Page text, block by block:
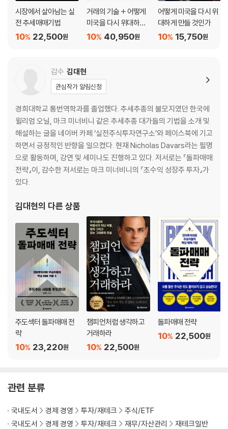
쳐주는 종목을 찾아라 / 추세를 확인하라 / 연 실적 / 박스권 돌파 연도를
찾아라 / 실적 개선 종목을 포착하는 법 / 증가율 감소는 위험 신호다
영업외 수익 또는 일회성 수익 / 조정된 수치에 주의하라 / 일회성 비용 /
감가상각과 매출 이전 / 비용 삭감을 통한 수익 실현에 주의하라 / 마진 측
출을 비교하라 / 매출채권 분석 / 차등 공시 / 모든 실린더 가동: 코드 33
[9장] 주도주를 따르라
보조 맞추기 / 소외장, 기다리는 조정은 오지 않는다 / 최고의 종목은 먼저
저점을 찍는다 / 기회의 창 / 기조적 성장 주기 / 시장 주도주의 전형적 사
례 / 기술적 주제를 찾아라 / 어느 주도주를 먼저 매수해야 할까? / 양날의
을 피하는 법을 배워라 / 언론을 걸러라
[10장] 그림 한 장이 백 마디 설명보다 낫다
차트가 초고수익을 달성하는 데 도움을 줄까? / 차트를 도구로 활용하라 /
차트는 원인이 아닌 결과다? / 기차가 정시에 오는가? / 먼저 해야 할 일 /
보합 구간을 찾아라 / 변동성 축소 패턴 / 축소 횟수 계산 / 기술적 발자국 /
변동성 축소는 무엇을 말해주는가? / 매물대 감지하기 / 왜 신고가 부근에
서 매수해야 할까? / 깊은 조정 패턴은 붕괴에 취약하다 / 시간 압축 / 흔들
기 / 수요의 증거를 확인하라 / 보합 이전의 급등 / 피봇 지점 / 피봇 지점에
서의 거래량 / 일중 거래량을 통한 추정 / 피봇 지점을 넘을 때까지 항상 기
다려라 / 스쿼트와 반전 회복 / 돌파 실패 여부는 어떻게 알까? / 오전장 반
정 / 파워 플레이 / 탄탄한 펀더멘털 대 준비된 가격
[11장] 아는 종목만 매수하지 마라
시장에서 살아남는 실
전 추세매매기법
22,500원
10%
거래의 기술 + 어떻게
미국을 다시 위대하게
만들 것인가 세트
40,950원
10%
어떻게 미국을 다시 위
대하게 만들 것인가
15,750원
10%
감수 김대현
관심작가 알림신청
경희대학교 통번역학과를 졸업했다. 추세추종의 불모지였던 한국에
윌리엄 오닐, 마크 미너비니 같은 추세추종 대가들의 기법을 소개 및
해설하는 글을 네이버 카페 ‘실전주식투자연구소’와 페이스북에 기고
하면서 긍정적인 반향을 일으켰다. 현재 Nicholas Davars라는 필명
으로 활동하며, 강연 및 세미나도 진행하고 있다. 저서로는 『돌파매매
전략』이, 감수한 저서로는 마크 미너비니의 『초수익 성장주 투자』가
있다.
김대현의 다른 상품
주도섹터 돌파매매 전
략
23,220원
10%
챔피언처럼 생각하고
거래하라
22,500원
10%
돌파매매 전략
22,500원
10%
관련 분류
국내도서 경제 경영 투자/재테크
주식/ETF
국내도서
경제 경영 투자/재테크 재무/자산관리
재테크일반